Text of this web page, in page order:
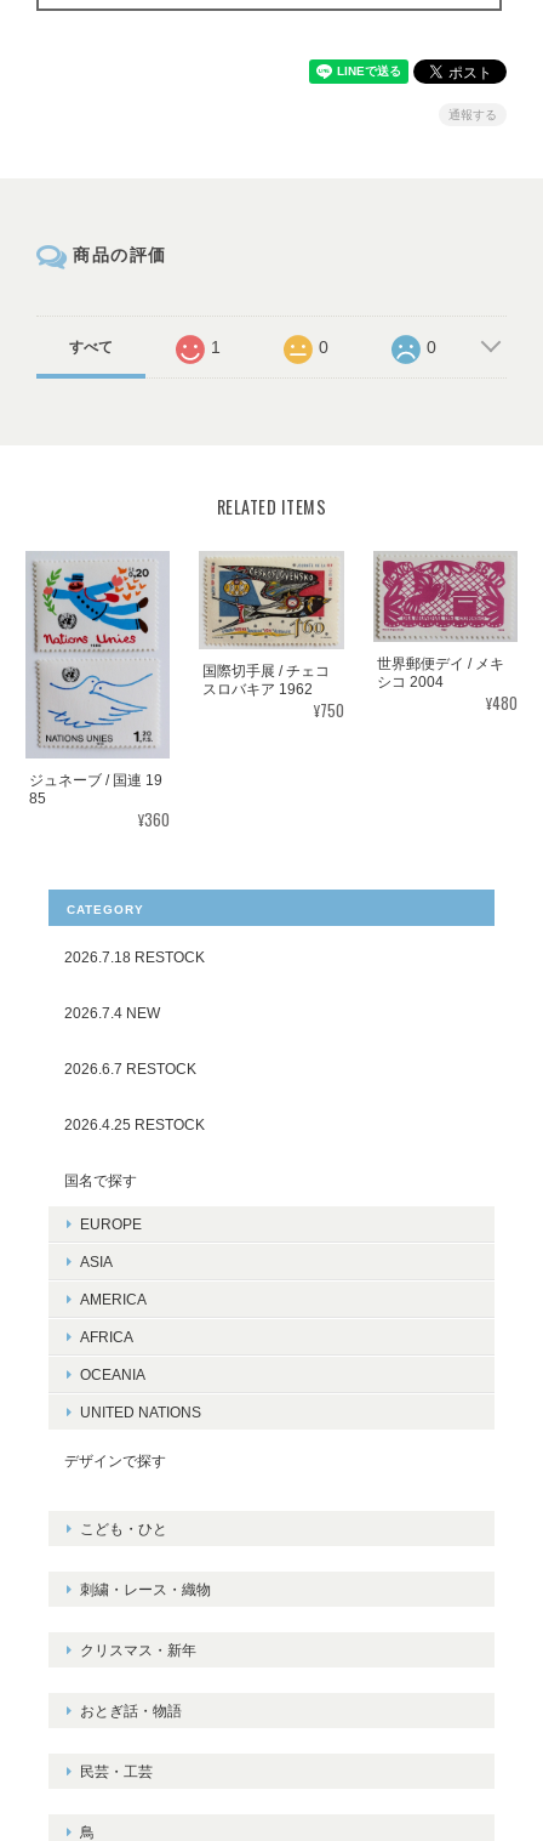
通報する
商品の評価
すべて 1 0 0
RELATED ITEMS
ジュネーブ / 国連 19
85
¥360
国際切手展 / チェコ
スロバキア 1962
¥750
世界郵便デイ / メキ
シコ 2004
¥480
CATEGORY
2026.7.18 RESTOCK
2026.7.4 NEW
2026.6.7 RESTOCK
2026.4.25 RESTOCK
国名で探す
EUROPE
ASIA
AMERICA
AFRICA
OCEANIA
UNITED NATIONS
デザインで探す
こども・ひと
刺繍・レース・織物
クリスマス・新年
おとぎ話・物語
民芸・工芸
鳥